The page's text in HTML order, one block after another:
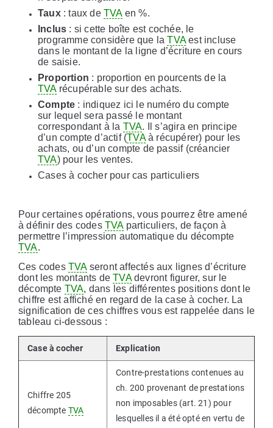
Taux: taux deTVAen %.
Inclus : si cette boîte est cochée, le
programme considère que laTVAest incluse
dans le montant de la ligne d’écriture en cours
de saisie.
Proportion : proportion en pourcents de la
TVArécupérable sur des achats.
Compte : indiquez ici le numéro du compte
sur lequel sera passé le montant
correspondant à la TVA. Il s’agira en principe
d’un compte d’actif (TVAà récupérer) pour les
achats, ou d’un compte de passif (créancier
TVA) pour les ventes.
Cases à cocher pour cas particuliers
Pour certaines opérations, vous pourrez être amené
à définir des codes TVAparticuliers, de façon à
permettre l’impression automatique du décompte
TVA.
Ces codes TVAseront affectés aux lignes d’écriture
dont les montants deTVAdevront figurer, sur le
décompte TVA, dans les différentes positions dont le
chiffre est affiché en regard de la case à cocher. La
signification de ces chiffres vous est rappelée dans le
tableau ci-dessous :
Case à cocher Explication
Chiffre 205
décompte TVA
Contre-prestations contenues au
ch. 200 provenant de prestations
non imposables (art. 21) pour
lesquelles il a été opté en vertu de